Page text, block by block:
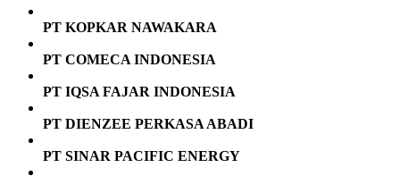
PT KOPKAR NAWAKARA
PT COMECA INDONESIA
PT IQSA FAJAR INDONESIA
PT DIENZEE PERKASA ABADI
PT SINAR PACIFIC ENERGY